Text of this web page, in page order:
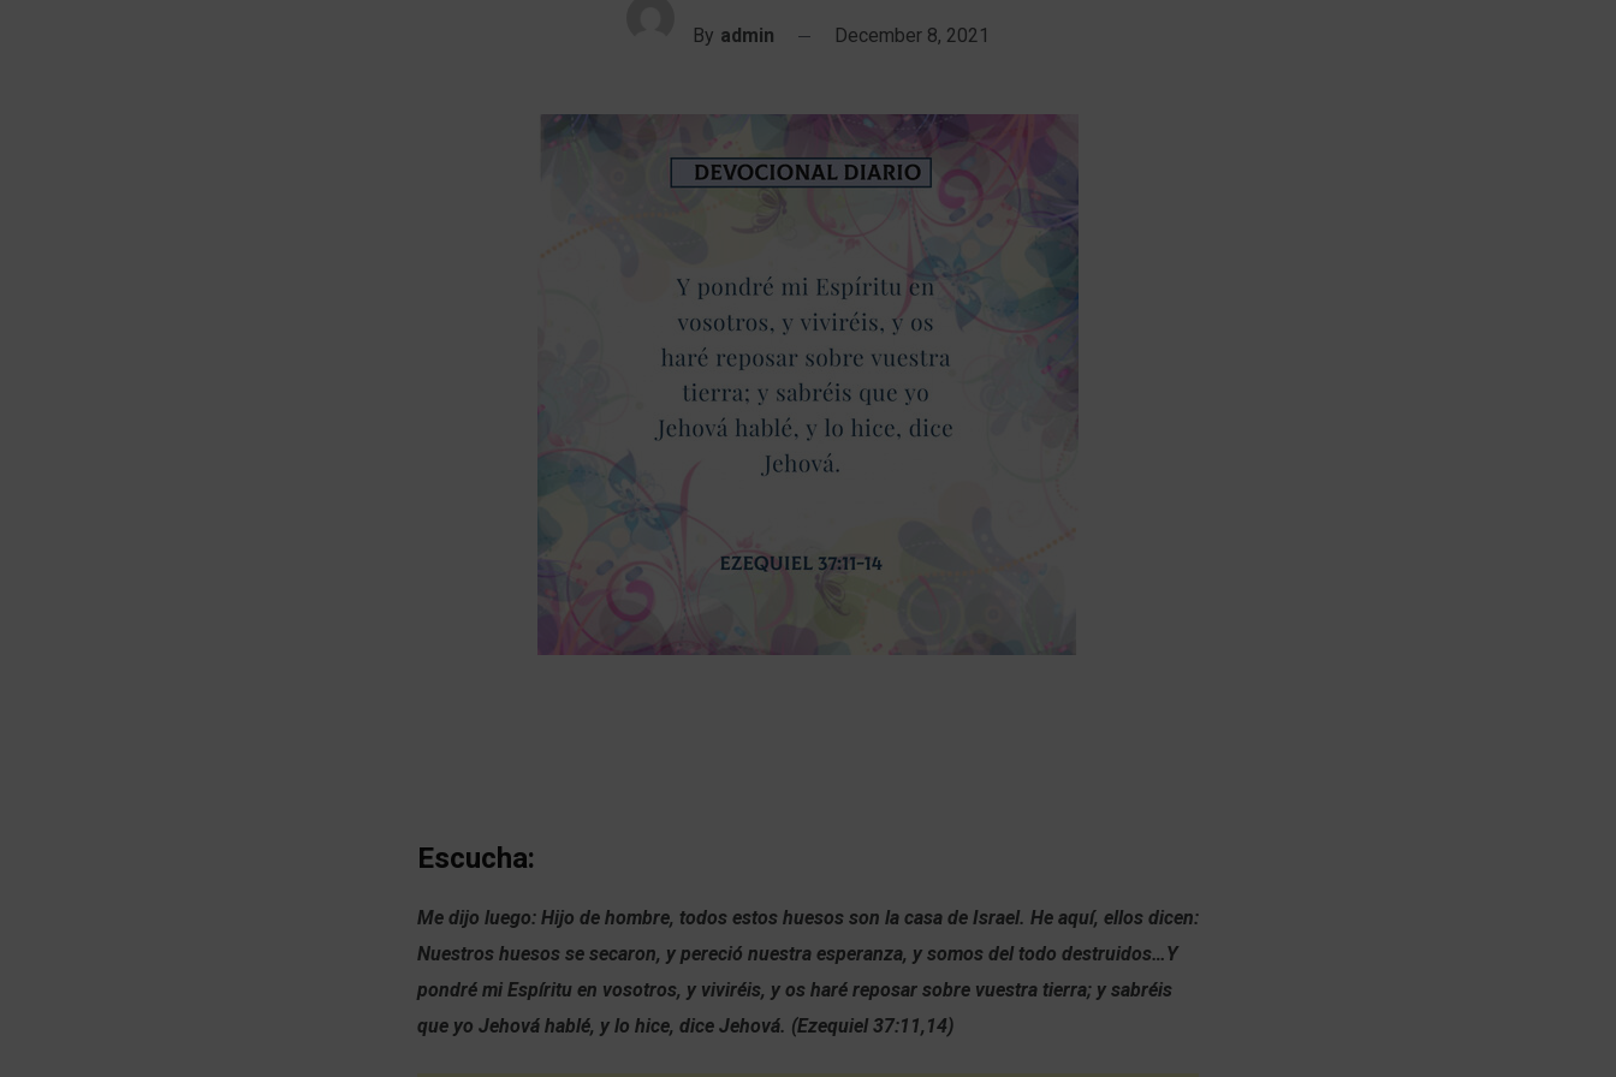
By admin December 8, 2021
Escucha:
Me dijo luego: Hijo de hombre, todos estos huesos son la casa de Israel. He aquí, ellos dicen:
Nuestros huesos se secaron, y pereció nuestra esperanza, y somos del todo destruidos…Y
pondré mi Espíritu en vosotros, y viviréis, y os haré reposar sobre vuestra tierra; y sabréis
que yo Jehová hablé, y lo hice, dice Jehová. (Ezequiel 37:11,14)